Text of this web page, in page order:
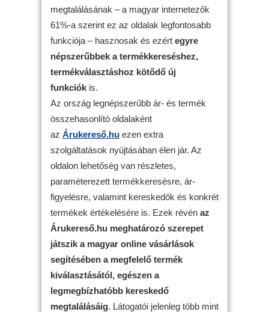
megtalálásának – a magyar internetezők
61%-a szerint ez az oldalak legfontosabb
funkciója – hasznosak és ezért egyre
népszerűbbek a termékkereséshez,
termékválasztáshoz kötődő új
funkciók is.
Az ország legnépszerűbb ár- és termék
összehasonlító oldalaként
az Árukereső.hu ezen extra
szolgáltatások nyújtásában élen jár. Az
oldalon lehetőség van részletes,
paraméterezett termékkeresésre, ár-
figyelésre, valamint kereskedők és konkrét
termékek értékelésére is. Ezek révén az
Árukereső.hu meghatározó szerepet
játszik a magyar online vásárlások
segítésében a megfelelő termék
kiválasztásától, egészen a
legmegbízhatóbb kereskedő
megtalálásáig. Látogatói jelenleg több mint